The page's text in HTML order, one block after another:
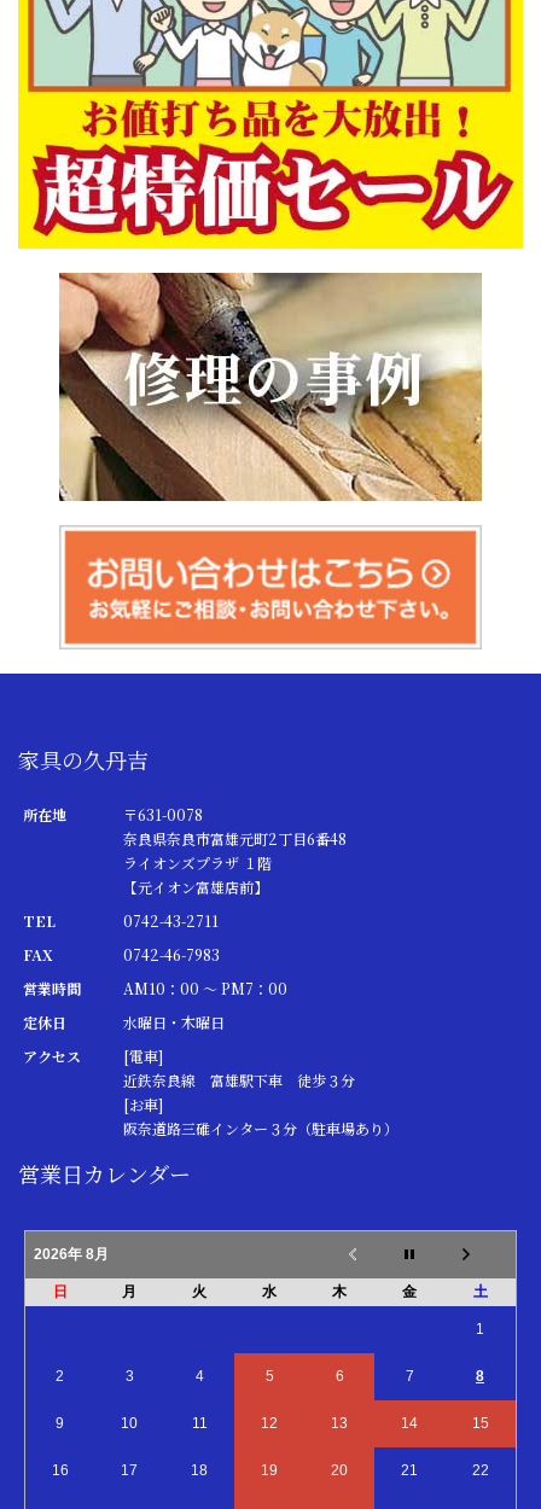
家具の久丹吉
所在地
〒631-0078
奈良県奈良市富雄元町2丁目6番48
ライオンズプラザ １階
【元イオン富雄店前】
TEL
0742-43-2711
FAX
0742-46-7983
営業時間
AM10：00 ～ PM7：00
定休日
水曜日・木曜日
アクセス
[電車]
近鉄奈良線 富雄駅下車 徒歩３分
[お車]
阪奈道路三碓インター３分（駐車場あり）
営業日カレンダー
2026年 8月
日 月 火 水 木 金 土
1
2 3 4 5 6 7 8
9 10 11 12 13 14 15
16 17 18 19 20 21 22